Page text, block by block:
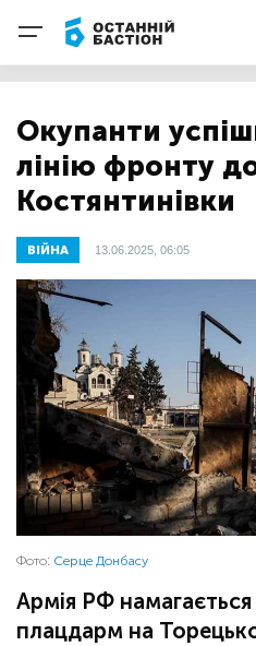
Окупанти
лінію фронту
Костянтинівки
ВІЙНА 13.06.2025, 06:05
Фото: Серце Донбасу
Армія РФ
плацдарм на